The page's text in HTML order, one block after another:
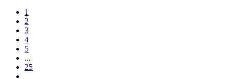
1
2
3
4
5
...
25